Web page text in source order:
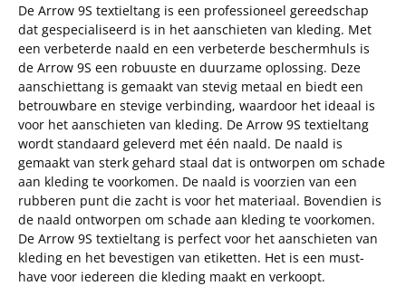
De Arrow 9S textieltang is een professioneel gereedschap
dat gespecialiseerd is in het aanschieten van kleding. Met
een verbeterde naald en een verbeterde beschermhuls is
de Arrow 9S een robuuste en duurzame oplossing. Deze
aanschiettang is gemaakt van stevig metaal en biedt een
betrouwbare en stevige verbinding, waardoor het ideaal is
voor het aanschieten van kleding. De Arrow 9S textieltang
wordt standaard geleverd met één naald. De naald is
gemaakt van sterk gehard staal dat is ontworpen om schade
aan kleding te voorkomen. De naald is voorzien van een
rubberen punt die zacht is voor het materiaal. Bovendien is
de naald ontworpen om schade aan kleding te voorkomen.
De Arrow 9S textieltang is perfect voor het aanschieten van
kleding en het bevestigen van etiketten. Het is een must-
have voor iedereen die kleding maakt en verkoopt.